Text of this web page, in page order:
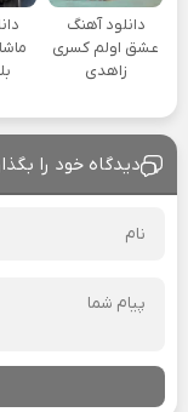
دانلود آهنگ
عشق اولم کسری
زاهدی
دیدگاه خود را